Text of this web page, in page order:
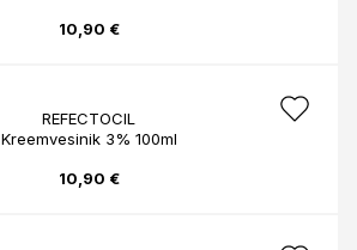
10,90 €
REFECTOCIL
Kreemvesinik 3% 100ml
10,90 €